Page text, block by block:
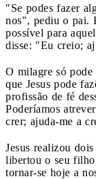
"Se podes fazer
nos", pediu o pai.
possível para
disse: "Eu creio;
O milagre só pode
que Jesus pode
profissão de fé
Poderíamos
crer; ajuda-me a
Jesus realizou dois
libertou o seu
tornar-se hoje a